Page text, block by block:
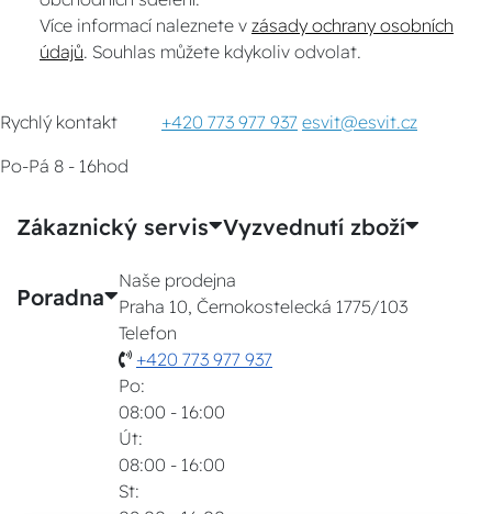
Více informací naleznete v zásady ochrany osobních
údajů . Souhlas můžete kdykoliv odvolat.
Rychlý kontakt +420 773 977 937 esvit@esvit.cz
Po-Pá 8 - 16hod
Zákaznický servis Vyzvednutí zboží
Poradna
Naše prodejna
Praha 10, Černokostelecká 1775/103
Telefon
+420 773 977 937
Po:
08:00 - 16:00
Út:
08:00 - 16:00
St: